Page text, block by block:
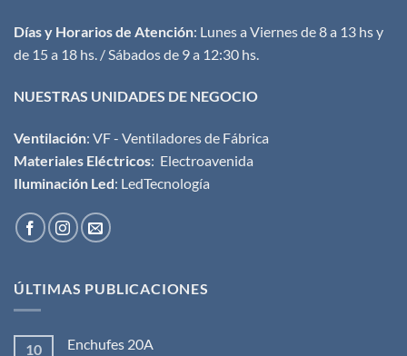
Días y Horarios de Atención: Lunes a Viernes de 8 a 13 hs y
de 15 a 18 hs. / Sábados de 9 a 12:30 hs.
NUESTRAS UNIDADES DE NEGOCIO
Ventilación: VF - Ventiladores de Fábrica
Materiales Eléctricos: Electroavenida
Iluminación Led: LedTecnología
ÚLTIMAS PUBLICACIONES
10 Enchufes 20A